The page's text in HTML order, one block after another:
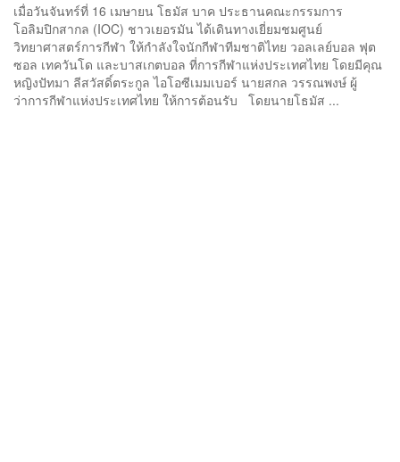
เมื่อวันจันทร์ที่ 16 เมษายน โธมัส บาค ประธานคณะกรรมการ
โอลิมปิกสากล (IOC) ชาวเยอรมัน ได้เดินทางเยี่ยมชมศูนย์
วิทยาศาสตร์การกีฬา ให้กำลังใจนักกีฬาทีมชาติไทย วอลเลย์บอล ฟุต
ซอล เทควันโด และบาสเกตบอล ที่การกีฬาแห่งประเทศไทย โดยมีคุณ
หญิงปัทมา ลีสวัสดิ์ตระกูล ไอโอซีเมมเบอร์ นายสกล วรรณพงษ์ ผู้
ว่าการกีฬาแห่งประเทศไทย ให้การต้อนรับ โดยนายโธมัส ...